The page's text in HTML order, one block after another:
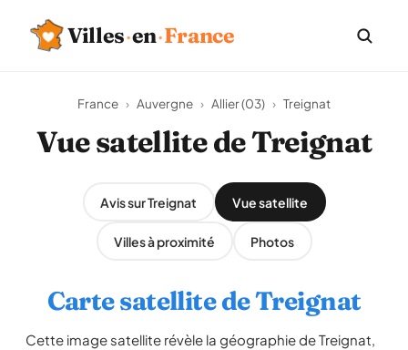
Villes·en·France
France › Auvergne › Allier (03) › Treignat
Vue satellite de Treignat
Avis sur Treignat Vue satellite
Villes à proximité Photos
Carte satellite de Treignat
Cette image satellite révèle la géographie de Treignat,